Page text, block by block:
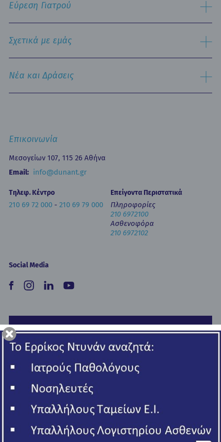
Τμήμα Εξυπηρέτησης Ασθενών
Παθολογικός Τομέας
Ειδικές Μονάδες
Νοσηλευτική Υπηρεσία
Εξωτερικά Ιατρεία
Οne Day Clinic (Ημερήσια Νοσηλεία)
Εύρεση Γιατρού
Αναζήτηση
Σχετικά με εμάς
Ιστορικό
Όραμα & Αποστολή
Πολιτική Ποιότητας
Οικονομικά Μεγέθη
Νέα και Δράσεις
Δελτία Τύπου - Ανακοινώσεις
Εκπαίδευση
Έντυπα
Επικοινωνία
Μεσογείων 107, 115 26 Αθήνα
Email: info@dunant.gr
Τηλεφ. Κέντρο
210 69 72 000- 210 69 79 000
Επείγοντα Περιστατικά
Πληροφορίες
210 6972100
Ασθενοφόρα
210 6972102
Social Media
Newsletter
Copyright © 2026 Ερρίκος Ντυνάν Hospital Center.
All rights reserved